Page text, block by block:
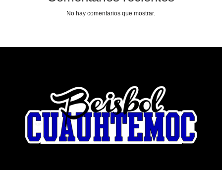
No hay comentarios que mostrar.